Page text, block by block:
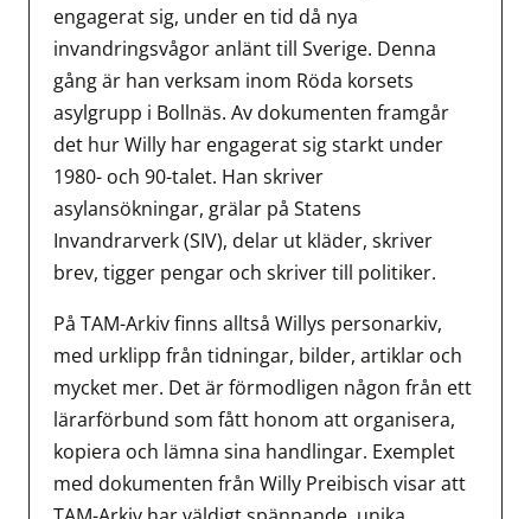
engagerat sig, under en tid då nya
invandringsvågor anlänt till Sverige. Denna
gång är han verksam inom Röda korsets
asylgrupp i Bollnäs. Av dokumenten framgår
det hur Willy har engagerat sig starkt under
1980- och 90-talet. Han skriver
asylansökningar, grälar på Statens
Invandrarverk (SIV), delar ut kläder, skriver
brev, tigger pengar och skriver till politiker.
På TAM-Arkiv finns alltså Willys personarkiv,
med urklipp från tidningar, bilder, artiklar och
mycket mer. Det är förmodligen någon från ett
lärarförbund som fått honom att organisera,
kopiera och lämna sina handlingar. Exemplet
med dokumenten från Willy Preibisch visar att